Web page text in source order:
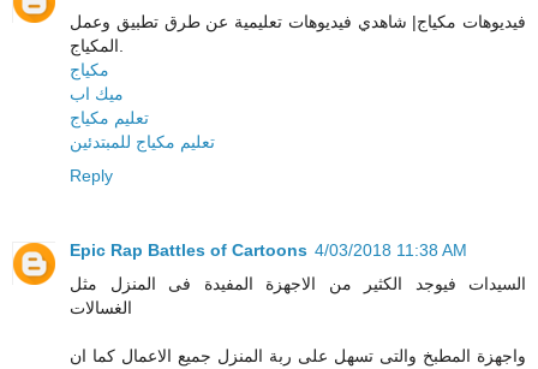
فيديوهات مكياج| شاهدي فيديوهات تعليمية عن طرق تطبيق وعمل
مكياج
ميك اب
تعليم مكياج
تعليم مكياج للمبتدئين
Reply
Epic Rap Battles of Cartoons 4/03/2018 11:38 AM
السيدات فيوجد الكثير من الاجهزة المفيدة فى المنزل مثل
الغسالات
واجهزة المطبخ والتى تسهل على ربة المنزل جميع الاعمال كما ان